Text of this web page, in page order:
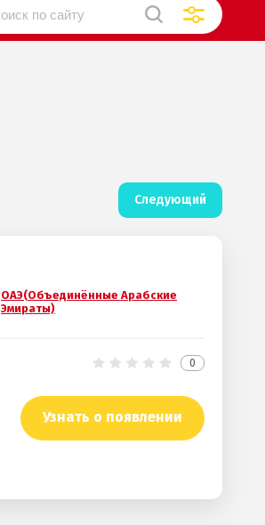
Следующий
ОАЭ(Объединённые Арабские
Эмираты)
0
Узнать о появлении